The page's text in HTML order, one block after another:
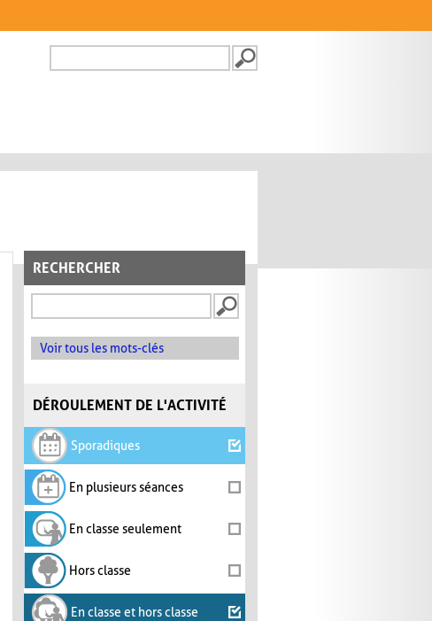
FORMULAIRE DE
RECHERCHER
Voir tous les mots-clés
DÉROULEMENT DE L'ACTIVITÉ
Sporadiques
En plusieurs séances
En classe seulement
Hors classe
En classe et hors classe